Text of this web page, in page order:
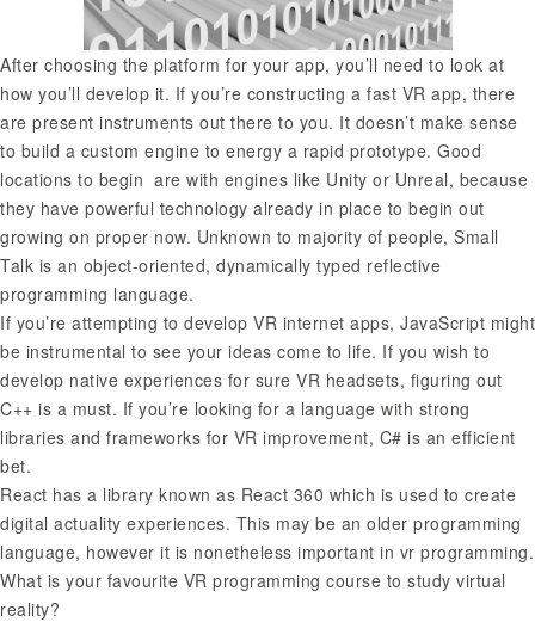
After choosing the platform for your app, you’ll need to look at
how you’ll develop it. If you’re constructing a fast VR app, there
are present instruments out there to you. It doesn’t make sense
to build a custom engine to energy a rapid prototype. Good
locations to begin are with engines like Unity or Unreal, because
they have powerful technology already in place to begin out
growing on proper now. Unknown to majority of people, Small
Talk is an object-oriented, dynamically typed reflective
programming language.
If you’re attempting to develop VR internet apps, JavaScript might
be instrumental to see your ideas come to life. If you wish to
develop native experiences for sure VR headsets, figuring out
C++ is a must. If you’re looking for a language with strong
libraries and frameworks for VR improvement, C# is an efficient
bet.
React has a library known as React 360 which is used to create
digital actuality experiences. This may be an older programming
language, however it is nonetheless important in vr programming.
What is your favourite VR programming course to study virtual
reality?